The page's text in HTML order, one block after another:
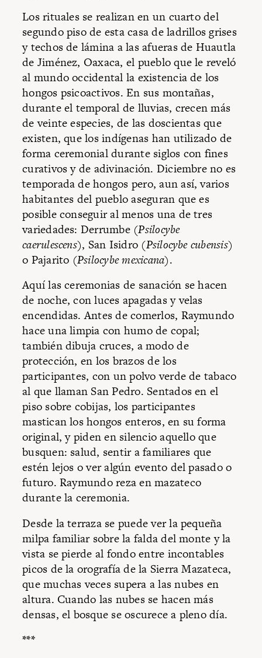
Los rituales se realizan en un cuarto del
segundo piso de esta casa de ladrillos grises
y techos de lámina a las afueras de Huautla
de Jiménez, Oaxaca, el pueblo que le reveló
al mundo occidental la existencia de los
hongos psicoactivos. En sus montañas,
durante el temporal de lluvias, crecen más
de veinte especies, de las doscientas que
existen, que los indígenas han utilizado de
forma ceremonial durante siglos con fines
curativos y de adivinación. Diciembre no es
temporada de hongos pero, aun así, varios
habitantes del pueblo aseguran que es
posible conseguir al menos una de tres
variedades: Derrumbe (Psilocybe
caerulescens), San Isidro (Psilocybe cubensis)
o Pajarito (Psilocybe mexicana).
Aquí las ceremonias de sanación se hacen
de noche, con luces apagadas y velas
encendidas. Antes de comerlos, Raymundo
hace una limpia con humo de copal;
también dibuja cruces, a modo de
protección, en los brazos de los
participantes, con un polvo verde de tabaco
al que llaman San Pedro. Sentados en el
piso sobre cobijas, los participantes
mastican los hongos enteros, en su forma
original, y piden en silencio aquello que
busquen: salud, sentir a familiares que
estén lejos o ver algún evento del pasado o
futuro. Raymundo reza en mazateco
durante la ceremonia.
Desde la terraza se puede ver la pequeña
milpa familiar sobre la falda del monte y la
vista se pierde al fondo entre incontables
picos de la orografía de la Sierra Mazateca,
que muchas veces supera a las nubes en
altura. Cuando las nubes se hacen más
densas, el bosque se oscurece a pleno día.
***